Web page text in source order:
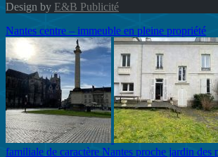
Design by E&B Publicité
Nantes centre – immeuble en pleine propriété
familiale de caractère Nantes proche jardin des